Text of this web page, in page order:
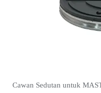
Cawan Sedutan untuk